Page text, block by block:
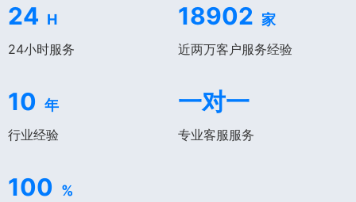
24 H
24小时服务
18902 家
近两万客户服务经验
10 年
行业经验
一对一
专业客服服务
100 %